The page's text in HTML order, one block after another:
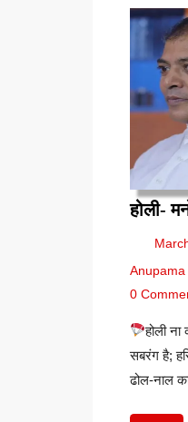
होली-
0
होली
सबरंग है;
ढोल-नाल